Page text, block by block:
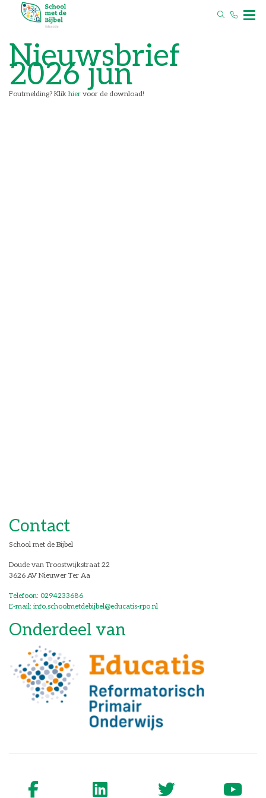
Nieuwsbrief
2026 jun
Foutmelding? Klik hier voor de download!
Contact
School met de Bijbel
Doude van Troostwijkstraat 22
3626 AV Nieuwer Ter Aa
Telefoon: 0294233686
E-mail: info.schoolmetdebijbel@educatis-rpo.nl
Onderdeel van